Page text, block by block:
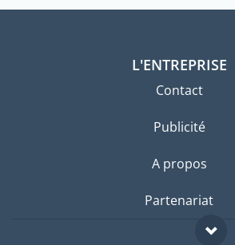
L'ENTREPRISE
Contact
Publicité
A propos
Partenariat